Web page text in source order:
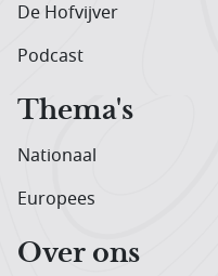
De Hofvijver
Podcast
Thema's
Nationaal
Europees
Over ons